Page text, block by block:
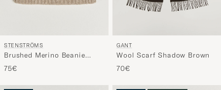
STENSTRÖMS
Brushed Merino Beanie
Beige
75€
GANT
Wool Scarf Shadow Brown
70€